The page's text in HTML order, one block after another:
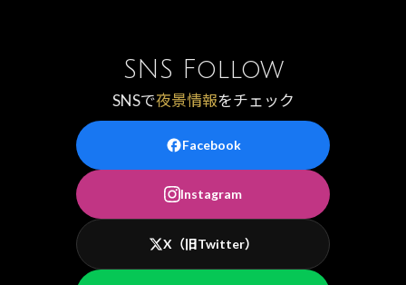
SNS Follow
SNSで夜景情報をチェック
Facebook
Instagram
X（旧Twitter）